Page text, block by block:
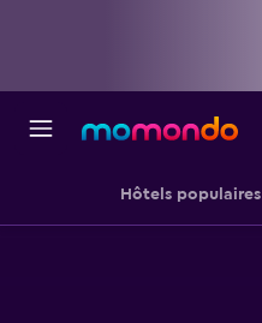
Hôtels populaires